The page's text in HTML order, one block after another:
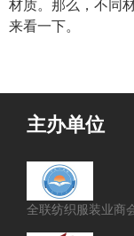
材质。那么，不同
来看一下。
主办单位
全联纺织服装业商